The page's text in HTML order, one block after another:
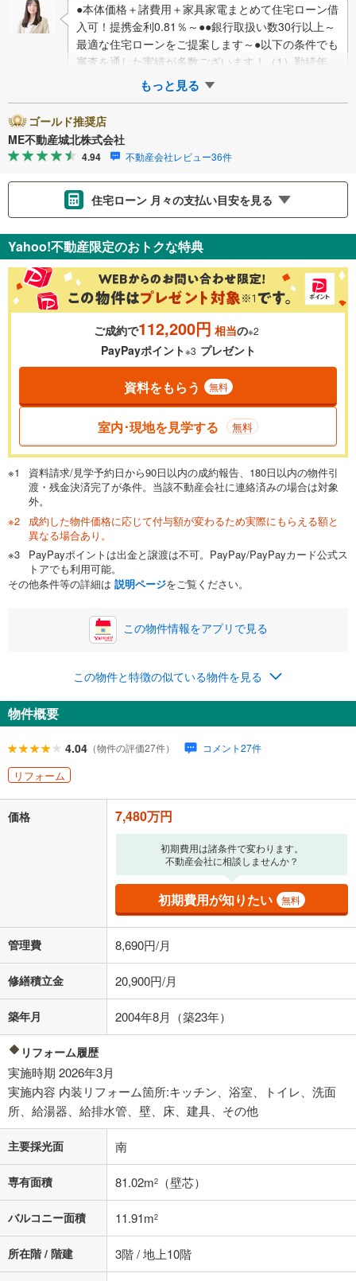
●本体価格＋諸費用＋家具家電まとめて住宅ローン借
入可！提携金利0.81％～●●銀行取扱い数30行以上～
最適な住宅ローンをご提案します～●以下の条件でも
審査を通した実績が多数ございます！（1）勤続年数
1ヶ月（2）自己資金0円（3）産…
もっと見る
ゴールド推奨店
ME不動産城北株式会社
4.94 不動産会社レビュー36件
住宅ローン 月々の支払い目安を見る
金利 ％
0.01%
一般的には最長35年まで借り入れ可能です。多くの金融機関
が完済時の年齢は80歳までを条件としています。
閉じる
頭金 万円
0万円 7,480万円
自己資金から住宅購入にかけられる金額を入力してくださ
い。一般的には物件価格の2割までが目安です。
閉じる
ボーナス
万円
0円
ナス時の増額分（1回分）を入力してください。
ボーナス払いの限度額は金融機関によって異なります。
閉じる
月々の返済額
ローン返済額 194,169円（頭金比率 % ）
8,690
「金利」については、ご利用を予定されている金融機関等にご確認の
上、ご自身での入力をお願いいたします。初期設定で自動入力されてい
の金融機関等における貸出金利を何ら保証するものではありません。返
済方法「元利均等返済」にて算出しております。入力された金利を35年
適用した場合の計算結果を表示しています。
その他月額費用や、初期費用がかかります。ご注意ください。実際にお
借り入れの際は各金融機関等に、必ずご自身でご確認をお願いいたしま
不動産会社に購入相談をする
閉じる
Yahoo!不動産限定のおトクな特典
ご成約で112,200円 相当の※2
PayPayポイント※3 プレゼント
資料をもらう 無料
室内･現地を見学する 無料
資料請求/見学予約日から90日以内の成約報告、180日以内の物件引
渡・残金決済完了が条件。当該不動産会社に連絡済みの場合は対象
外。
成約した物件価格に応じて付与額が変わるため実際にもらえる額と
異なる場合あり。
PayPayポイントは出金と譲渡は不可。PayPay/PayPayカード公式ス
トアでも利用可能。
その他条件等の詳細は 説明ページをご覧ください。
この物件情報をアプリで見る
この物件と特徴の似ている物件を見る
物件概要
4.04 （物件の評価27件） コメント27件
リフォーム
価格 7,480万円
初期費用は諸条件で変わります。
不動産会社に相談しませんか？
初期費用が知りたい 無料
管理費 8,690円/月
修繕積立金 20,900円/月
築年月 2004年8月（築23年）
リフォーム履歴
実施時期 2026年3月
実施内容 内装リフォーム箇所:キッチン、浴室、トイレ、洗面
所、給湯器、給排水管、壁、床、建具、その他
主要採光面 南
専有面積 81.02m2 （壁芯）
バルコニー面積 11.91m2
所在階 / 階建 3階 / 地上10階